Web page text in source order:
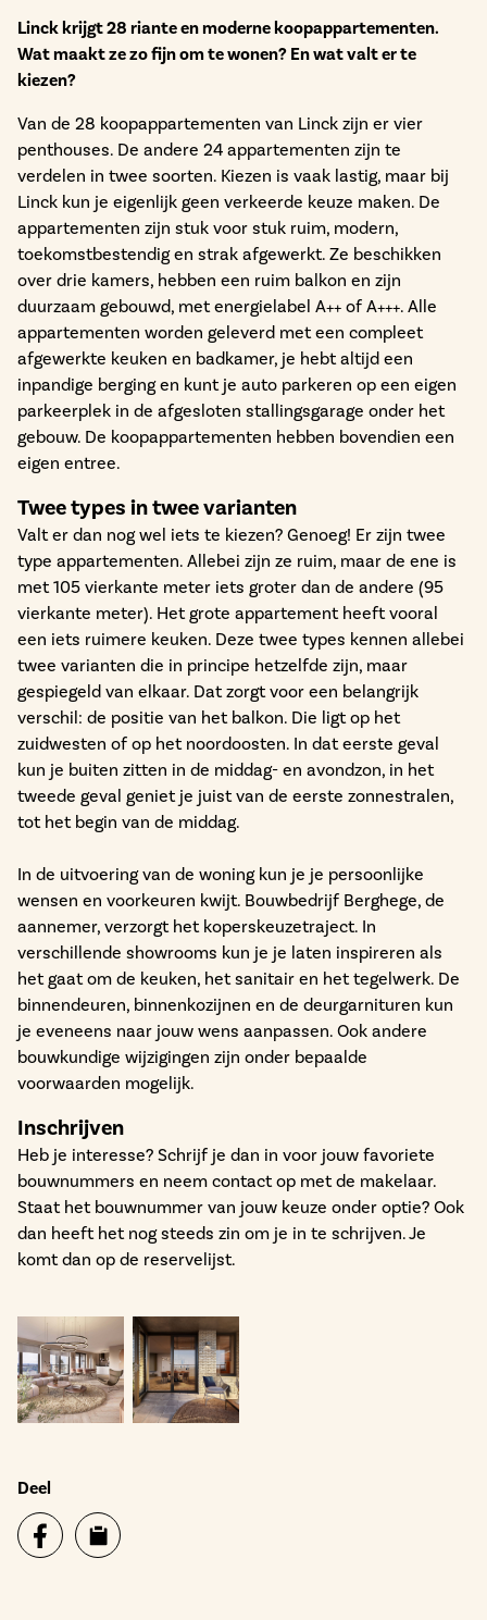
Linck krijgt 28 riante en moderne koopappartementen.
Wat maakt ze zo fijn om te wonen? En wat valt er te
kiezen?
Van de 28 koopappartementen van Linck zijn er vier
penthouses. De andere 24 appartementen zijn te
verdelen in twee soorten. Kiezen is vaak lastig, maar bij
Linck kun je eigenlijk geen verkeerde keuze maken. De
appartementen zijn stuk voor stuk ruim, modern,
toekomstbestendig en strak afgewerkt. Ze beschikken
over drie kamers, hebben een ruim balkon en zijn
duurzaam gebouwd, met energielabel A++ of A+++. Alle
appartementen worden geleverd met een compleet
afgewerkte keuken en badkamer, je hebt altijd een
inpandige berging en kunt je auto parkeren op een eigen
parkeerplek in de afgesloten stallingsgarage onder het
gebouw. De koopappartementen hebben bovendien een
eigen entree.
Twee types in twee varianten
Valt er dan nog wel iets te kiezen? Genoeg! Er zijn twee
type appartementen. Allebei zijn ze ruim, maar de ene is
met 105 vierkante meter iets groter dan de andere (95
vierkante meter). Het grote appartement heeft vooral
een iets ruimere keuken. Deze twee types kennen allebei
twee varianten die in principe hetzelfde zijn, maar
gespiegeld van elkaar. Dat zorgt voor een belangrijk
verschil: de positie van het balkon. Die ligt op het
zuidwesten of op het noordoosten. In dat eerste geval
kun je buiten zitten in de middag- en avondzon, in het
tweede geval geniet je juist van de eerste zonnestralen,
tot het begin van de middag.
In de uitvoering van de woning kun je je persoonlijke
wensen en voorkeuren kwijt. Bouwbedrijf Berghege, de
aannemer, verzorgt het koperskeuzetraject. In
verschillende showrooms kun je je laten inspireren als
het gaat om de keuken, het sanitair en het tegelwerk. De
binnendeuren, binnenkozijnen en de deurgarnituren kun
je eveneens naar jouw wens aanpassen. Ook andere
bouwkundige wijzigingen zijn onder bepaalde
voorwaarden mogelijk.
Inschrijven
Heb je interesse? Schrijf je dan in voor jouw favoriete
bouwnummers en neem contact op met de makelaar.
Staat het bouwnummer van jouw keuze onder optie? Ook
dan heeft het nog steeds zin om je in te schrijven. Je
komt dan op de reservelijst.
Deel